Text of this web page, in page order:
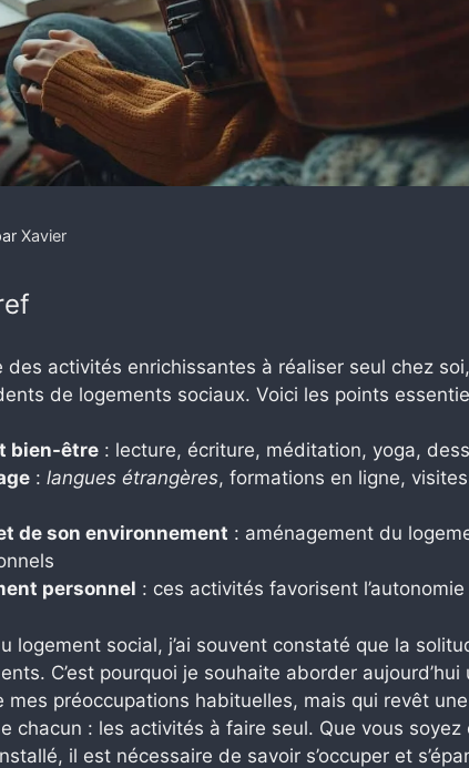
Xavier
des activités enrichissantes à réaliser seul chez
de logements sociaux. Voici les points
bien-être : lecture, écriture, méditation, yoga,
: langues étrangères, formations en ligne,
de son environnement : aménagement du
personnel : ces activités favorisent
logement social, j’ai souvent constaté que la
C’est pourquoi je souhaite aborder
mes préoccupations habituelles, mais qui revêt
chacun : les activités à faire seul. Que vous soyez
il est nécessaire de savoir s’occuper et